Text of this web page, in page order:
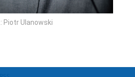
Piotr Ulanowski